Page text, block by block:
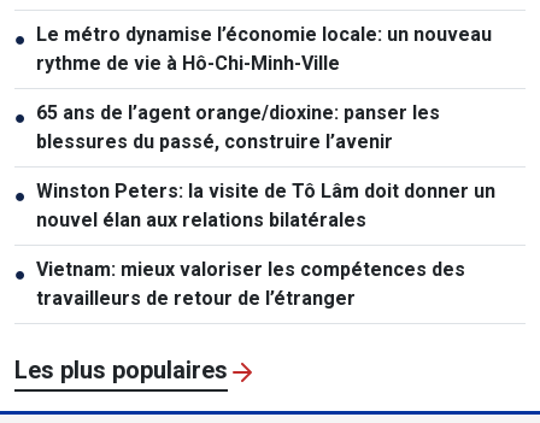
● Le métro dynamise l’économie locale: un nouveau
rythme de vie à Hô-Chi-Minh-Ville
● 65 ans de l’agent orange/dioxine: panser les
blessures du passé, construire l’avenir
● Winston Peters: la visite de Tô Lâm doit donner un
nouvel élan aux relations bilatérales
● Vietnam: mieux valoriser les compétences des
travailleurs de retour de l’étranger
Les plus populaires